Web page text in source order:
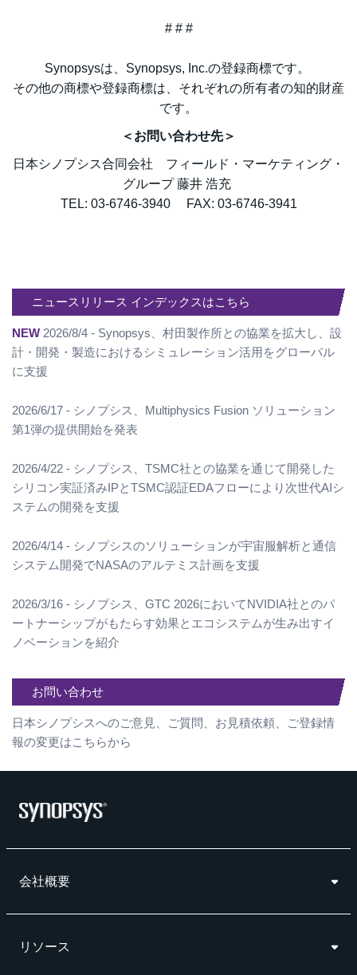
# # #
Synopsysは、Synopsys, Inc.の登録商標です。
その他の商標や登録商標は、それぞれの所有者の知的財産
です。
＜お問い合わせ先＞
日本シノプシス合同会社 フィールド・マーケティング・
グループ 藤井 浩充
TEL: 03-6746-3940 FAX: 03-6746-3941
ニュースリリース インデックスはこちら
NEW 2026/8/4 - Synopsys、村田製作所との協業を拡大し、設
計・開発・製造におけるシミュレーション活用をグローバル
に支援
2026/6/17 - シノプシス、Multiphysics Fusion ソリューション
第1弾の提供開始を発表
2026/4/22 - シノプシス、TSMC社との協業を通じて開発した
シリコン実証済みIPとTSMC認証EDAフローにより次世代AIシ
ステムの開発を支援
2026/4/14 - シノプシスのソリューションが宇宙服解析と通信
システム開発でNASAのアルテミス計画を支援
2026/3/16 - シノプシス、GTC 2026においてNVIDIA社とのパ
ートナーシップがもたらす効果とエコシステムが生み出すイ
ノベーションを紹介
お問い合わせ
日本シノプシスへのご意見、ご質問、お見積依頼、ご登録情
報の変更はこちらから
会社概要
リソース